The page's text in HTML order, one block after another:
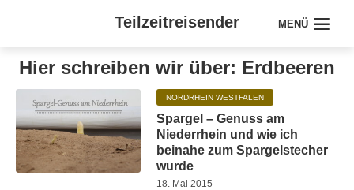
Teilzeitreisender MENÜ
Hier schreiben wir über: Erdbeeren
NORDRHEIN WESTFALEN
Spargel – Genuss am
Niederrhein und wie ich
beinahe zum Spargelstecher
wurde
18. Mai 2015